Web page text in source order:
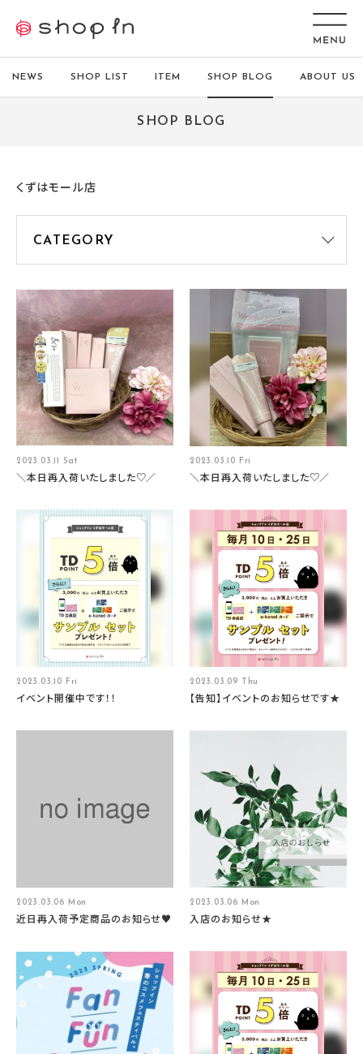
NEWS SHOP LIST ITEM SHOP BLOG ABOUT US
SHOP BLOG
くずはモール店
2023.03.11 Sat
＼本日再入荷いたしました♡／
2023.03.10 Fri
＼本日再入荷いたしました♡／
2023.03.10 Fri
イベント開催中です！！
2023.03.09 Thu
【告知】イベントのお知らせです★
2023.03.06 Mon
近日再入荷予定商品のお知らせ♥
2023.03.06 Mon
入店のお知らせ★